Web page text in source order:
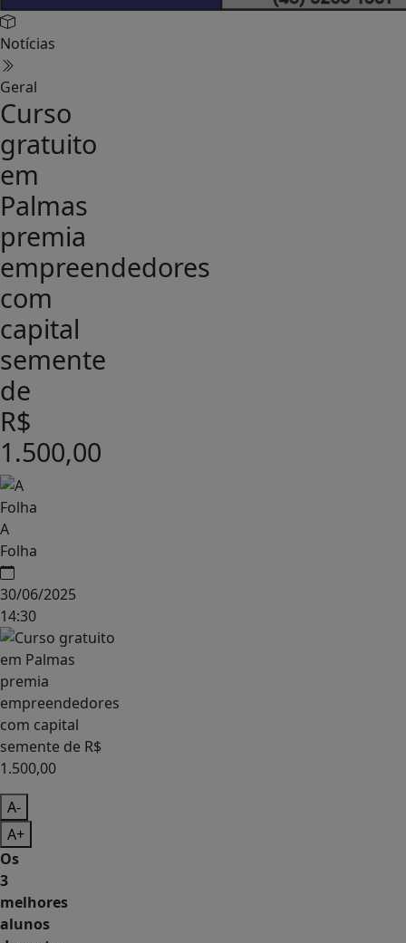
Notícias
Geral
Curso
gratuito
em
Palmas
premia
empreendedores
com
capital
semente
de
R$
1.500,00
A
Folha
30/06/2025
14:30
A-
A+
Os
3
melhores
alunos